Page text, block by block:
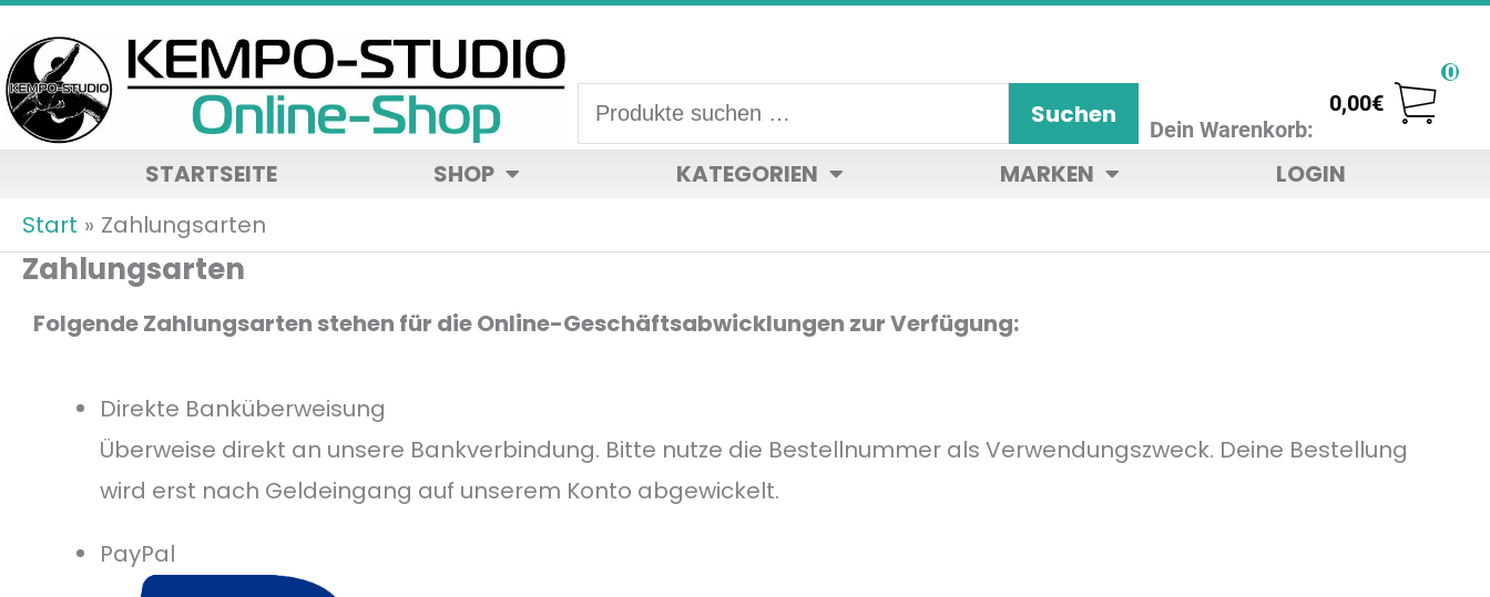
Inhalt
springen
Suchen
nach:
Suchen
Dein Warenkorb:
0,00€
0
STARTSEITE SHOP KATEGORIEN MARKEN
LOGIN
Start
Zahlungsarten
Zahlungsarten
Folgende Zahlungsarten stehen für die Online-Geschäftsabwicklungen zur Verfügung:
Direkte Banküberweisung
Überweise direkt an unsere Bankverbindung. Bitte nutze die Bestellnummer als Verwendungszweck. Deine Bestellung
wird erst nach Geldeingang auf unserem Konto abgewickelt.
PayPal